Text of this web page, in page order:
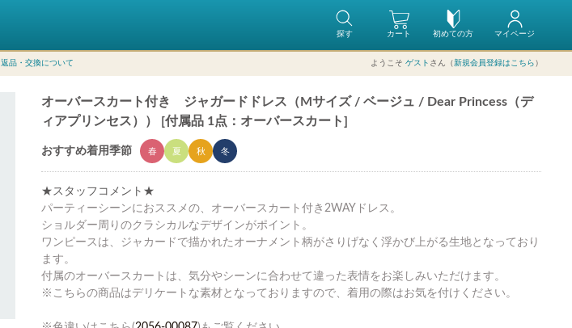
初めての方
カート マイページ
探す
返品・交換について ようこそ ゲスト さん（新規会員登録はこちら ）
オーバースカート付き ジャガードドレス（Mサイズ / ベージュ / Dear Princess（デ
ィアプリンセス）） [付属品 1点：オーバースカート]
おすすめ着用季節 春 夏 秋 冬
★スタッフコメント★
パーティーシーンにおススメの、オーバースカート付き2WAYドレス。
ショルダー周りのクラシカルなデザインがポイント。
ワンピースは、ジャカードで描かれたオーナメント柄がさりげなく浮かび上がる生地となっており
ます。
付属のオーバースカートは、気分やシーンに合わせて違った表情をお楽しみいただけます。
※こちらの商品はデリケートな素材となっておりますので、着用の際はお気を付けください。